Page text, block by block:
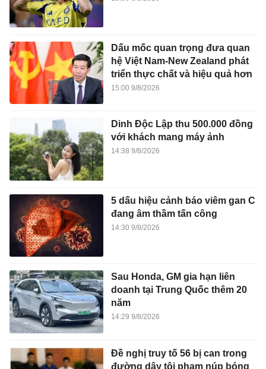
Dấu mốc quan trọng đưa quan
hệ Việt Nam-New Zealand phát
triển thực chất và hiệu quả hơn
15:00 9/8/2026
Dinh Độc Lập thu 500.000 đồng
với khách mang máy ảnh
14:38 9/8/2026
5 dấu hiệu cảnh báo viêm gan C
đang âm thầm tấn công
14:30 9/8/2026
Sau Honda, GM gia hạn liên
doanh tại Trung Quốc thêm 20
năm
14:29 9/8/2026
Đề nghị truy tố 56 bị can trong
đường dây tội phạm núp bóng